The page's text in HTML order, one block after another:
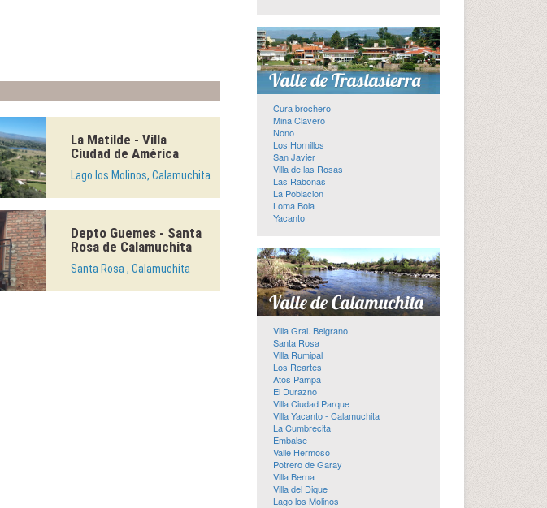
La Matilde - Villa
Ciudad de América
Lago los Molinos, Calamuchita
Depto Guemes - Santa
Rosa de Calamuchita
Santa Rosa , Calamuchita
Cura brochero
Mina Clavero
Nono
Los Hornillos
San Javier
Villa de las Rosas
Las Rabonas
La Poblacion
Loma Bola
Yacanto
Villa Gral. Belgrano
Santa Rosa
Villa Rumipal
Los Reartes
Atos Pampa
El Durazno
Villa Ciudad Parque
Villa Yacanto - Calamuchita
La Cumbrecita
Embalse
Valle Hermoso
Potrero de Garay
Villa Berna
Villa del Dique
Lago los Molinos